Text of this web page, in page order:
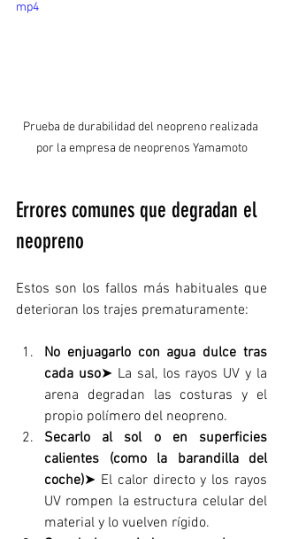
mp4
Prueba de durabilidad del neopreno realizada
por la empresa de neoprenos Yamamoto
Errores comunes que degradan el
neopreno
Estos son los fallos más habituales que
deterioran los trajes prematuramente:
No enjuagarlo con agua dulce tras
cada uso➤ La sal, los rayos UV y la
arena degradan las costuras y el
propio polímero del neopreno.
Secarlo al sol o en superficies
calientes (como la barandilla del
coche)➤ El calor directo y los rayos
UV rompen la estructura celular del
material y lo vuelven rígido.